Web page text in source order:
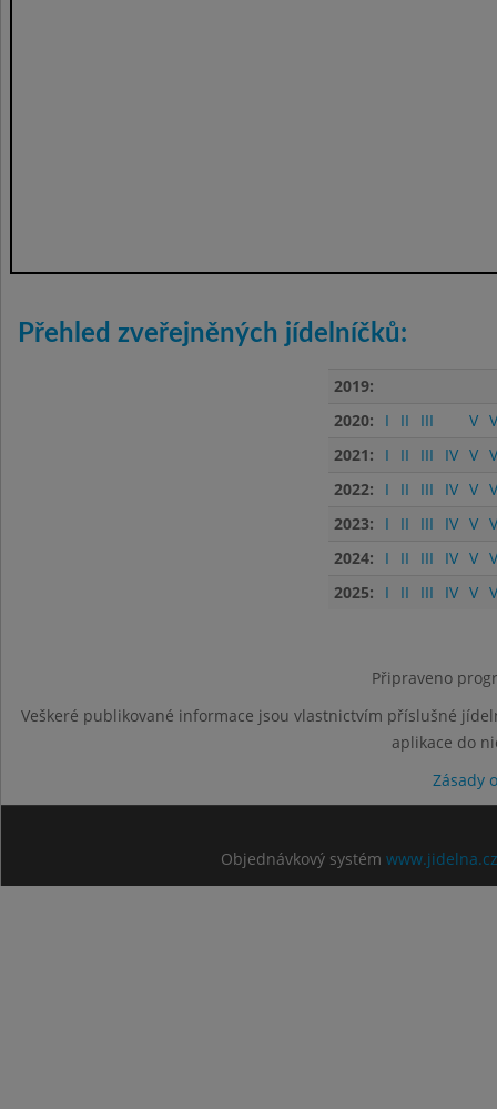
Přehled zveřejněných jídelníčků:
2019:
2020:
I II III V
2021:
I II III IV V
2022:
I II III IV V
2023:
I II III IV V
2024:
I II III IV V
2025:
I II III IV V
Připraveno
Veškeré publikované informace jsou vlastnictvím příslušné
aplikace do
Zásady
Objednávkový systém www.jidelna.cz